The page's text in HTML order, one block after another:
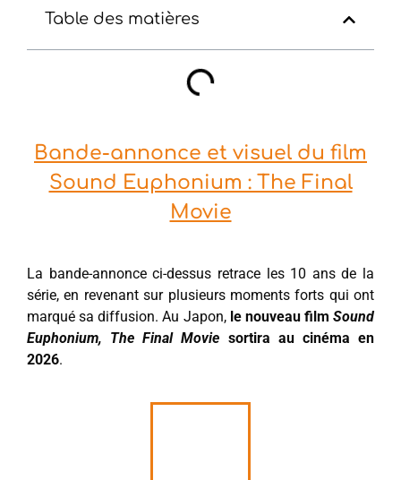
Table des matières
Bande-annonce et visuel du film
Sound Euphonium : The Final
Movie
La bande-annonce ci-dessus retrace les 10 ans de la
série, en revenant sur plusieurs moments forts qui ont
marqué sa diffusion. Au Japon, le nouveau film Sound
Euphonium, The Final Movie sortira au cinéma en
2026.